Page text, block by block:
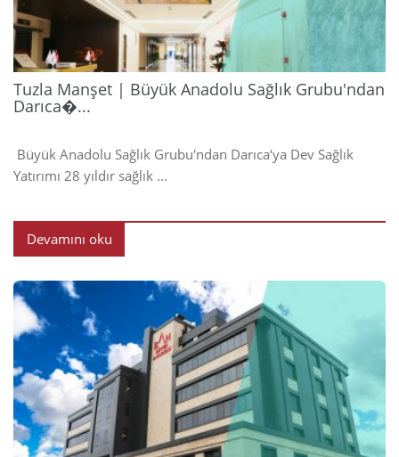
Tuzla Manşet | Büyük Anadolu Sağlık Grubu'ndan
Darıca�...
Büyük Anadolu Sağlık Grubu'ndan Darıca‘ya Dev Sağlık
Yatırımı 28 yıldır sağlık ...
Devamını oku
2024